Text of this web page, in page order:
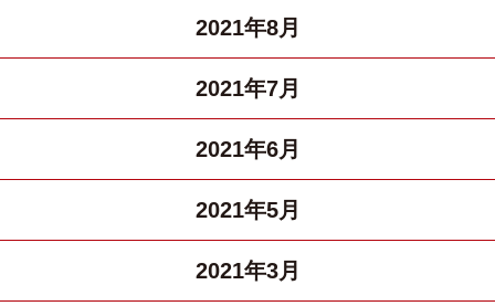
2021年8月
2021年7月
2021年6月
2021年5月
2021年3月